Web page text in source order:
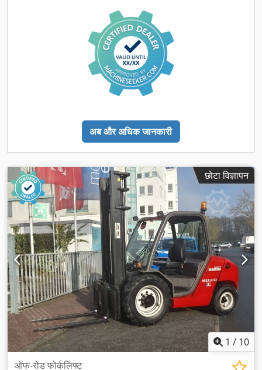
अब और अधिक जानकारी
छोटा विज्ञापन
1 / 10
ऑफ-रोड फोर्कलिफ्ट